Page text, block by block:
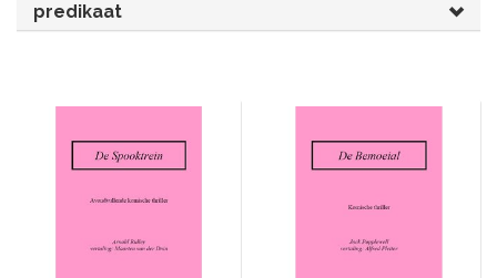
PAASTONEEL
HANDBOEKEN
predikaat